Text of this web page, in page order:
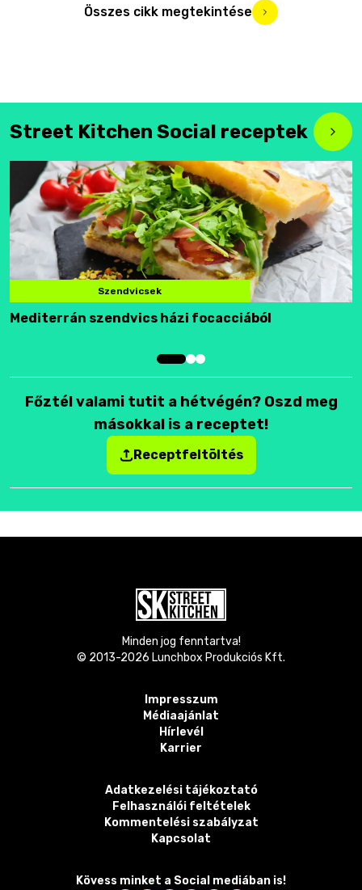
Összes cikk megtekintése
Street Kitchen Social receptek
Szendvicsek
Mediterrán szendvics házi focacciából
Főztél valami tutit a hétvégén? Oszd meg
másokkal is a receptet!
Receptfeltöltés
Minden jog fenntartva!
© 2013-2026 Lunchbox Produkciós Kft.
Impresszum
Médiaajánlat
Hírlevél
Karrier
Adatkezelési tájékoztató
Felhasználói feltételek
Kommentelési szabályzat
Kapcsolat
Kövess minket a Social mediában is!